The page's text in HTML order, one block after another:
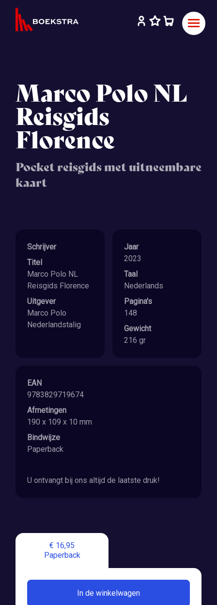
Marco Polo NL
Reisgids
Florence
Pocket reisgids met uitneembare
kaart
€ 16,95
Paperback
In de winkelwagen
Schrijver
Titel
Marco Polo NL
Reisgids Florence
Uitgever
Marco Polo
Nederlandstalig
Jaar
2023
Taal
Nederlands
Pagina's
148
Gewicht
216 gr
EAN
9783829719674
Afmetingen
190 x 109 x 10 mm
Bindwijze
Paperback
U ontvangt bij ons altijd de laatste druk!